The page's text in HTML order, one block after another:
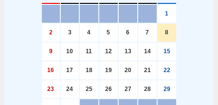
1
2 3 4 5 6 7 8
9 10 11 12 13 14 15
16 17 18 19 20 21 22
23 24 25 26 27 28 29